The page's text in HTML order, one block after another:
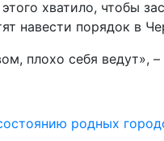
хватило, чтобы
навести порядок в
плохо себя ведут»,
родных